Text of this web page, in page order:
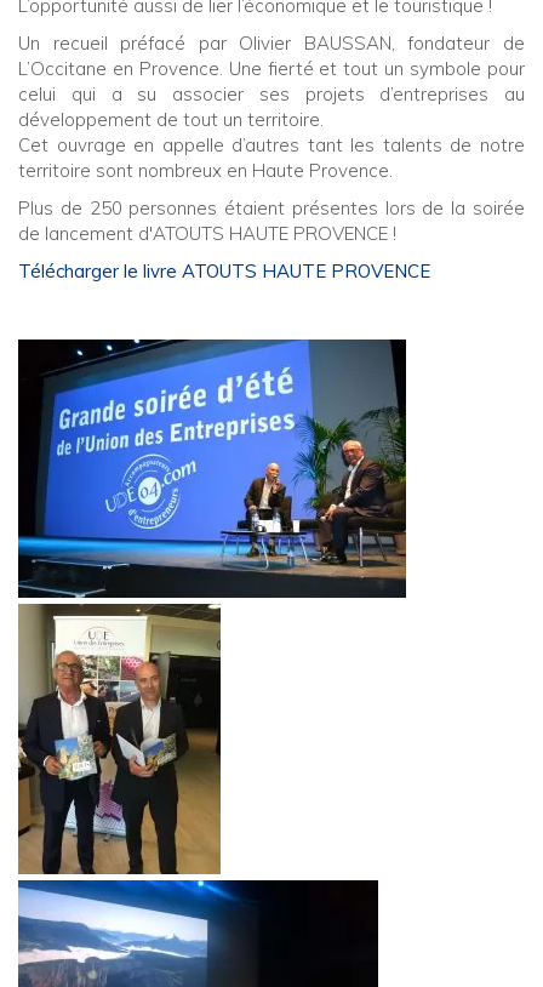
L’opportunité aussi de lier l’économique et le touristique !
Un recueil préfacé par Olivier BAUSSAN, fondateur de
L’Occitane en Provence. Une fierté et tout un symbole pour
celui qui a su associer ses projets d’entreprises au
développement de tout un territoire.
Cet ouvrage en appelle d’autres tant les talents de notre
territoire sont nombreux en Haute Provence.
Plus de 250 personnes étaient présentes lors de la soirée
de lancement d'ATOUTS HAUTE PROVENCE !
Télécharger le livre ATOUTS HAUTE PROVENCE